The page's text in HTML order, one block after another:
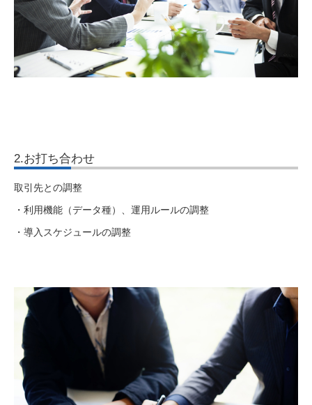
2.お打ち合わせ
取引先との調整
・利用機能（データ種）、運用ルールの調整
・導入スケジュールの調整